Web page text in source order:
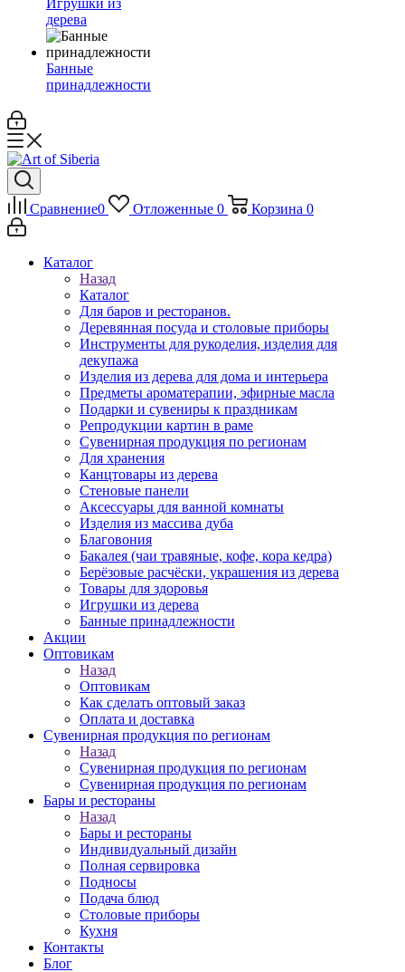
Игрушки из
дерева
Банные
принадлежности
Сравнение0 Отложенные 0 Корзина 0
Каталог
Назад
Каталог
Для баров и ресторанов.
Деревянная посуда и столовые приборы
Инструменты для рукоделия, изделия для
декупажа
Изделия из дерева для дома и интерьера
Предметы ароматерапии, эфирные масла
Подарки и сувениры к праздникам
Репродукции картин в раме
Сувенирная продукция по регионам
Для хранения
Канцтовары из дерева
Стеновые панели
Аксессуары для ванной комнаты
Изделия из массива дуба
Благовония
Бакалея (чаи травяные, кофе, кора кедра)
Берёзовые расчёски, украшения из дерева
Товары для здоровья
Игрушки из дерева
Банные принадлежности
Акции
Оптовикам
Назад
Оптовикам
Как сделать оптовый заказ
Оплата и доставка
Сувенирная продукция по регионам
Назад
Сувенирная продукция по регионам
Сувенирная продукция по регионам
Бары и рестораны
Назад
Бары и рестораны
Индивидуальный дизайн
Полная сервировка
Подносы
Подача блюд
Столовые приборы
Кухня
Контакты
Блог